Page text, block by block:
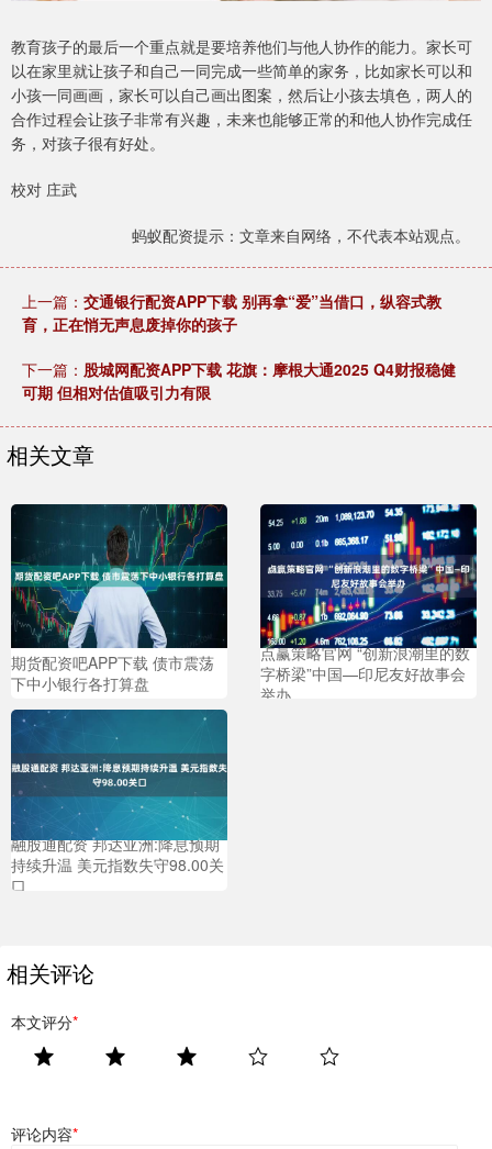
教育孩子的最后一个重点就是要培养他们与他人协作的能力。家长可
以在家里就让孩子和自己一同完成一些简单的家务，比如家长可以和
小孩一同画画，家长可以自己画出图案，然后让小孩去填色，两人的
合作过程会让孩子非常有兴趣，未来也能够正常的和他人协作完成任
务，对孩子很有好处。
校对 庄武
蚂蚁配资提示：文章来自网络，不代表本站观点。
上一篇： 交通银行配资APP下载 别再拿“爱”当借口，纵容式教
育，正在悄无声息废掉你的孩子
下一篇： 股城网配资APP下载 花旗：摩根大通2025 Q4财报稳健
可期 但相对估值吸引力有限
相关文章
期货配资吧APP下载 债市震荡
下中小银行各打算盘
点赢策略官网 “创新浪潮里的数
字桥梁”中国—印尼友好故事会
举办
融股通配资 邦达亚洲:降息预期
持续升温 美元指数失守98.00关
口
相关评论
本文评分*
评论内容*